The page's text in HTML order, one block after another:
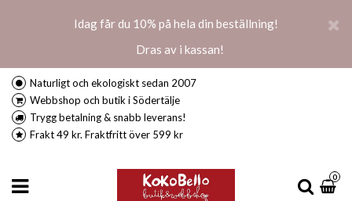
Idag får du 10% på hela din beställning!
Dras av i kassan!
Naturligt och ekologiskt sedan 2007
Webbshop och butik i Södertälje
Trygg betalning & snabb leverans!
Frakt 49 kr. Fraktfritt över 599 kr
0